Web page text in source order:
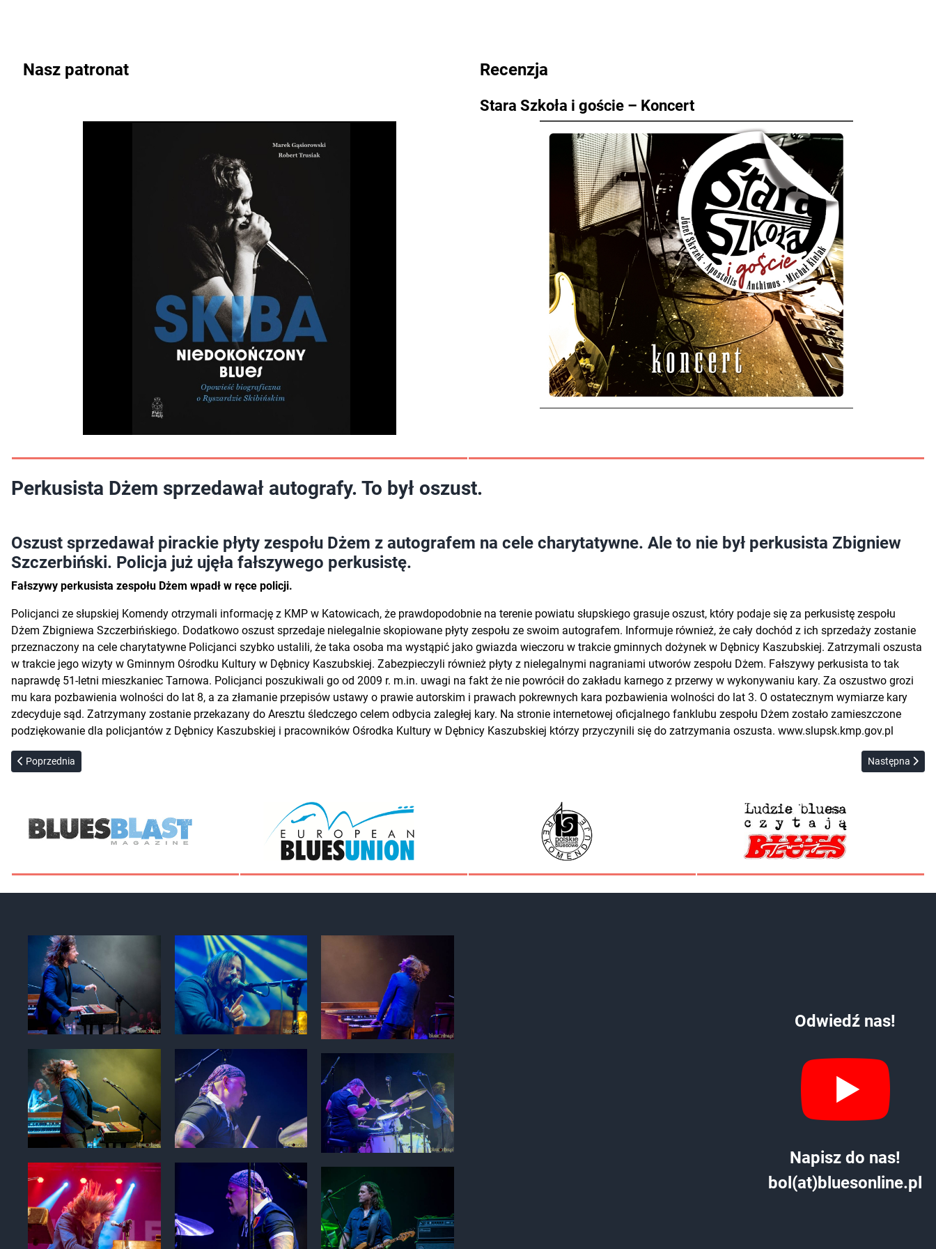
Nasz patronat Recenzja
Stara Szkoła i goście – Koncert
Perkusista Dżem sprzedawał autografy. To był oszust.
Oszust sprzedawał pirackie płyty zespołu Dżem z autografem na cele charytatywne. Ale to nie był perkusista Zbigniew
Szczerbiński. Policja już ujęła fałszywego perkusistę.
Fałszywy perkusista zespołu Dżem wpadł w ręce policji.
Policjanci ze słupskiej Komendy otrzymali informację z KMP w Katowicach, że prawdopodobnie na terenie powiatu słupskiego grasuje oszust, który podaje się za perkusistę zespołu
Dżem Zbigniewa Szczerbińskiego. Dodatkowo oszust sprzedaje nielegalnie skopiowane płyty zespołu ze swoim autografem. Informuje również, że cały dochód z ich sprzedaży zostanie
przeznaczony na cele charytatywne Policjanci szybko ustalili, że taka osoba ma wystąpić jako gwiazda wieczoru w trakcie gminnych dożynek w Dębnicy Kaszubskiej. Zatrzymali oszusta
w trakcie jego wizyty w Gminnym Ośrodku Kultury w Dębnicy Kaszubskiej. Zabezpieczyli również płyty z nielegalnymi nagraniami utworów zespołu Dżem. Fałszywy perkusista to tak
naprawdę 51-letni mieszkaniec Tarnowa. Policjanci poszukiwali go od 2009 r. m.in. uwagi na fakt że nie powrócił do zakładu karnego z przerwy w wykonywaniu kary. Za oszustwo grozi
mu kara pozbawienia wolności do lat 8, a za złamanie przepisów ustawy o prawie autorskim i prawach pokrewnych kara pozbawienia wolności do lat 3. O ostatecznym wymiarze kary
zdecyduje sąd. Zatrzymany zostanie przekazany do Aresztu śledczego celem odbycia zaległej kary. Na stronie internetowej oficjalnego fanklubu zespołu Dżem zostało zamieszczone
podziękowanie dla policjantów z Dębnicy Kaszubskiej i pracowników Ośrodka Kultury w Dębnicy Kaszubskiej którzy przyczynili się do zatrzymania oszusta. www.slupsk.kmp.gov.pl
Poprzednia strona: Giercuszkiewicz i Riedel: Trzymały nas razem narkotyki
Poprzednia Następna
Następna
Odwiedź nas!
Napisz do nas!
bol(at)bluesonline.pl